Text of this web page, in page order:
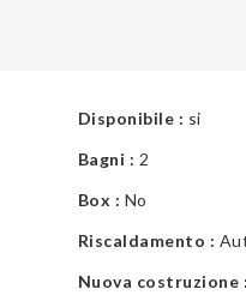
Disponibile : si
Bagni : 2
Box : No
Riscaldamento :
Nuova costruzione :